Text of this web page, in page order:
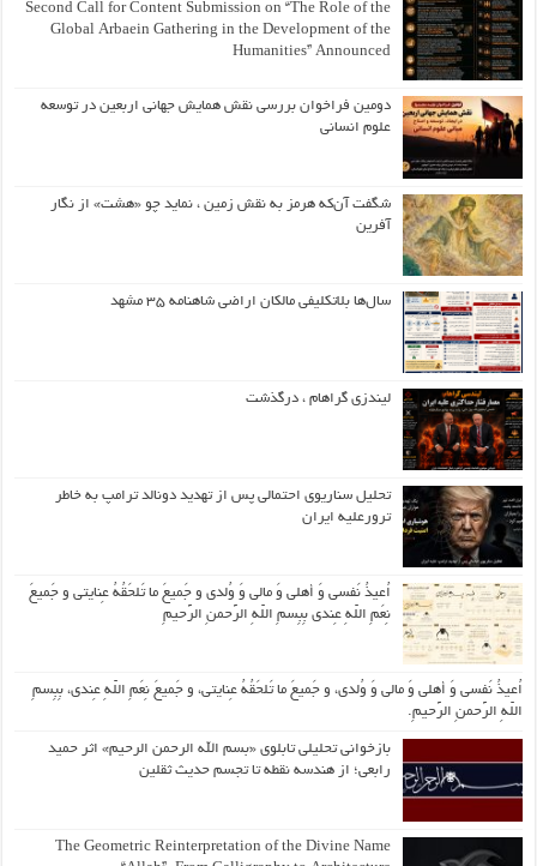
Second Call for Content Submission on “The Role of the
Global Arbaein Gathering in the Development of the
Humanities” Announced
دومین فراخوان بررسی نقش همایش جهانی اربعین در توسعه
علوم انسانی
شگفت آن‌که هرمز به نقش زمین ، نماید چو «هشت» از نگار
آفرین
سال‌ها بلاتکلیفی مالکان اراضی شاهنامه ۳۵ مشهد
لیندزی گراهام ، درگذشت
تحلیل سناریوی احتمالی پس از تهدید دونالد ترامپ به خاطر
ترورعلیه ایران
اُعیذُ نَفسی وَ أهلی وَ مالی وَ وُلدی و جَمیعَ ما تَلحَقُهُ عِنایتی و جَمیعَ
نِعَمِ اللّهِ عِندی بِبِسمِ اللّهِ الرَّحمنِ الرَّحیمِ
اُعیذُ نَفسی وَ أهلی وَ مالی وَ وُلدی، و جَمیعَ ما تَلحَقُهُ عِنایتی، و جَمیعَ نِعَمِ اللّهِ عِندی، بِبِسمِ
اللّهِ الرَّحمنِ الرَّحیمِ.
بازخوانی تحلیلی تابلوی «بسم الله الرحمن الرحیم» اثر حمید
رابعی؛ از هندسه نقطه تا تجسم حدیث ثقلین
The Geometric Reinterpretation of the Divine Name